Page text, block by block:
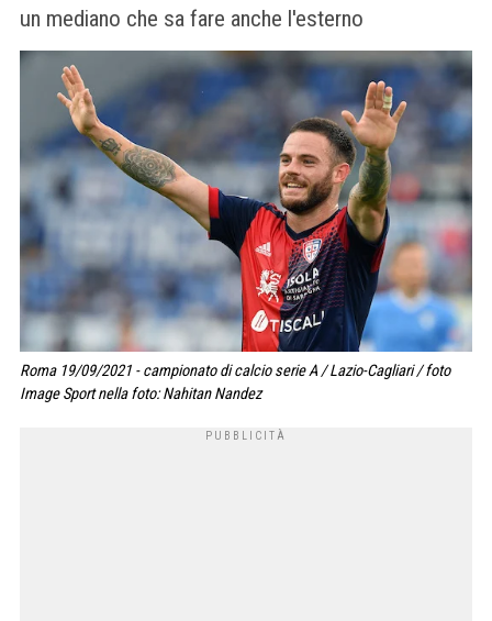
un mediano che sa fare anche l'esterno
Roma 19/09/2021 - campionato di calcio serie A / Lazio-Cagliari / foto
Image Sport nella foto: Nahitan Nandez